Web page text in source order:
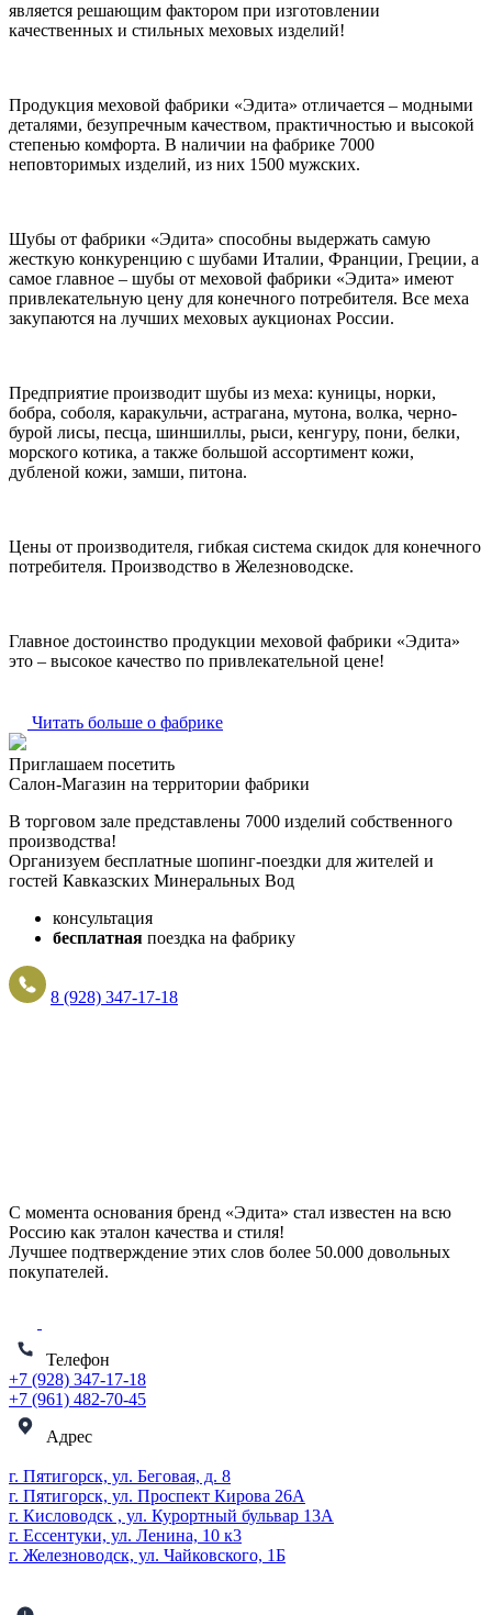
является решающим фактором при изготовлении
качественных и стильных меховых изделий!
Продукция меховой фабрики «Эдита» отличается – модными
деталями, безупречным качеством, практичностью и высокой
степенью комфорта. В наличии на фабрике 7000
неповторимых изделий, из них 1500 мужских.
Шубы от фабрики «Эдита» способны выдержать самую
жесткую конкуренцию с шубами Италии, Франции, Греции, а
самое главное – шубы от меховой фабрики «Эдита» имеют
привлекательную цену для конечного потребителя. Все меха
закупаются на лучших меховых аукционах России.
Предприятие производит шубы из меха: куницы, норки,
бобра, соболя, каракульчи, астрагана, мутона, волка, черно-
бурой лисы, песца, шиншиллы, рыси, кенгуру, пони, белки,
морского котика, а также большой ассортимент кожи,
дубленой кожи, замши, питона.
Цены от производителя, гибкая система скидок для конечного
потребителя. Производство в Железноводске.
Главное достоинство продукции меховой фабрики «Эдита»
это – высокое качество по привлекательной цене!
Читать больше о фабрике
Приглашаем посетить
Салон-Магазин на территории фабрики
В торговом зале представлены 7000 изделий собственного
производства!
Организуем бесплатные шопинг-поездки для жителей и
гостей Кавказских Минеральных Вод
консультация
бесплатная поездка на фабрику
8 (928) 347-17-18
С момента основания бренд «Эдита» стал известен на всю
Россию как эталон качества и стиля!
Лучшее подтверждение этих слов более 50.000 довольных
покупателей.
Телефон
+7 (928) 347-17-18
+7 (961) 482-70-45
Адрес
г. Пятигорск, ул. Беговая, д. 8
г. Пятигорск, ул. Проспект Кирова 26А
г. Кисловодск , ул. Курортный бульвар 13А
г. Ессентуки, ул. Ленина, 10 к3
г. Железноводск, ул. Чайковского, 1Б